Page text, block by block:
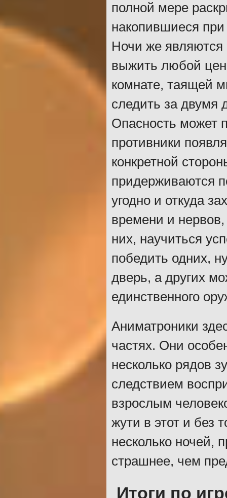
полной мере
накопившиеся
Ночи же являются
выжить любой
комнате, таящей
следить за двумя
Опасность может
противники
конкретной
придерживаются
угодно и откуда
времени и нервов,
них, научиться
победить одних,
дверь, а других
единственного
Аниматроники
частях. Они
несколько рядов
следствием
взрослым
жути в этот и без
несколько ночей,
страшнее, чем
Итоги по